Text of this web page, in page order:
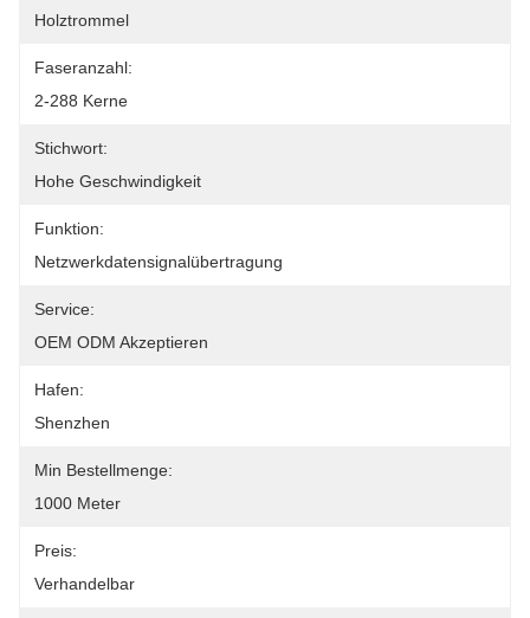
Holztrommel
Faseranzahl:
2-288 Kerne
Stichwort:
Hohe Geschwindigkeit
Funktion:
Netzwerkdatensignalübertragung
Service:
OEM ODM Akzeptieren
Hafen:
Shenzhen
Min Bestellmenge:
1000 Meter
Preis:
Verhandelbar